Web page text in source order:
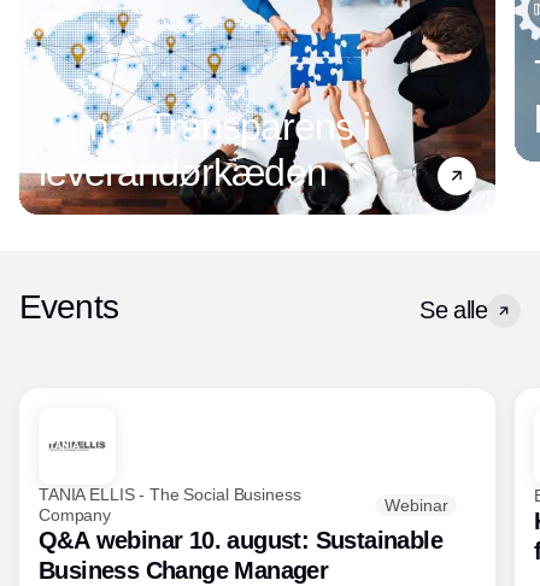
Tema: Transparens i
leverandørkæden
Events Se alle
TANIA ELLIS - The Social Business
Company
Webinar
Q&A webinar 10. august: Sustainable
Business Change Manager